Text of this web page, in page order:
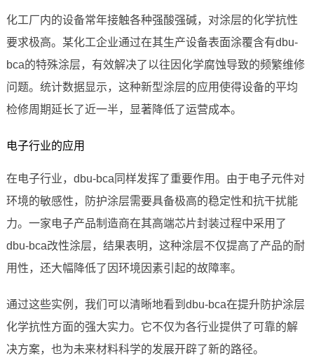
化工厂内的设备常年接触各种强酸强碱，对涂层的化学抗性
要求极高。某化工企业通过在其生产设备表面涂覆含有dbu-
bca的特殊涂层，有效解决了以往因化学腐蚀导致的频繁维修
问题。统计数据显示，这种新型涂层的应用使得设备的平均
检修周期延长了近一半，显著降低了运营成本。
电子行业的应用
在电子行业，dbu-bca同样发挥了重要作用。由于电子元件对
环境的敏感性，防护涂层需要具备极高的稳定性和抗干扰能
力。一家电子产品制造商在其高端芯片封装过程中采用了
dbu-bca改性涂层，结果表明，这种涂层不仅提高了产品的耐
用性，还大幅降低了因环境因素引起的故障率。
通过这些实例，我们可以清晰地看到dbu-bca在提升防护涂层
化学抗性方面的强大实力。它不仅为各行业提供了可靠的解
决方案，也为未来材料科学的发展开辟了新的路径。